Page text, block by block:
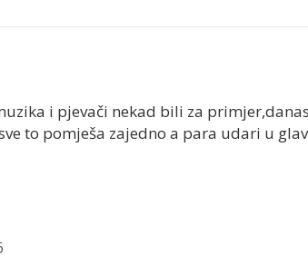
i pjevači nekad bili za
to pomješa zajedno a para udari u